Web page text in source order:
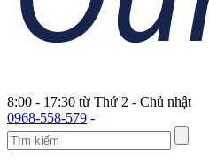
8:00 - 17:30 từ Thứ 2 - Chủ nhật
0968-558-579 -